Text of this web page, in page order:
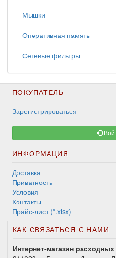
Мышки
Оперативная память
Сетевые фильтры
ПОКУПАТЕЛЬ
Зарегистрироваться
ИНФОРМАЦИЯ
Доставка
Приватность
Условия
Контакты
Прайс-лист (*.xlsx)
КАК СВЯЗАТЬСЯ С НАМИ
Интернет-магазин